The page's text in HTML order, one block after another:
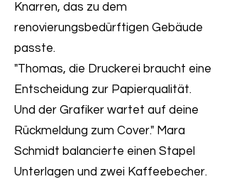
Knarren, das zu dem
renovierungsbedürftigen Gebäude
passte.
"Thomas, die Druckerei braucht eine
Entscheidung zur Papierqualität.
Und der Grafiker wartet auf deine
Rückmeldung zum Cover." Mara
Schmidt balancierte einen Stapel
Unterlagen und zwei Kaffeebecher.